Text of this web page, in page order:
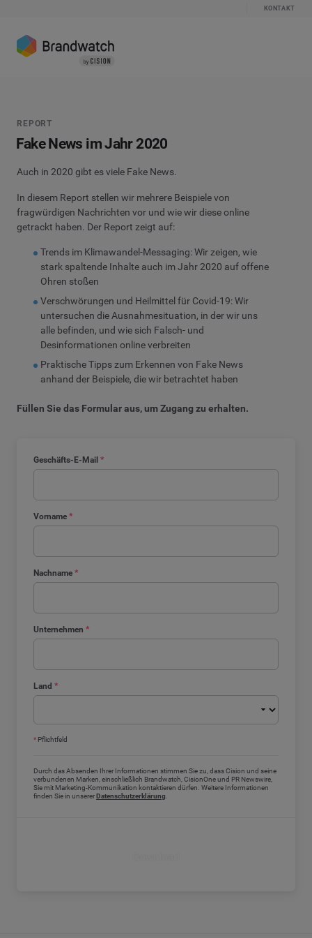
KONTAKT
Geschäfts-E-Mail *
Vorname *
Nachname *
Unternehmen *
Land *
* Pflichtfeld
Durch das Absenden Ihrer Informationen stimmen Sie zu, dass Cision und seine
verbundenen Marken, einschließlich Brandwatch, CisionOne und PR Newswire,
Sie mit Marketing-Kommunikation kontaktieren dürfen. Weitere Informationen
finden Sie in unsererDatenschutzerklärung
REPORT
Fake News im Jahr 2020
Auch in 2020 gibt es viele Fake News.
In diesem Report stellen wir mehrere Beispiele von
fragwürdigen Nachrichten vor und wie wir diese online
getrackt haben. Der Report zeigt auf:
Trends im Klimawandel-Messaging: Wir zeigen, wie
stark spaltende Inhalte auch im Jahr 2020 auf offene
Ohren stoßen
Verschwörungen und Heilmittel für Covid-19: Wir
untersuchen die Ausnahmesituation, in der wir uns
alle befinden, und wie sich Falsch- und
Desinformationen online verbreiten
Praktische Tipps zum Erkennen von Fake News
anhand der Beispiele, die wir betrachtet haben
Füllen Sie das Formular aus, um Zugang zu erhalten.